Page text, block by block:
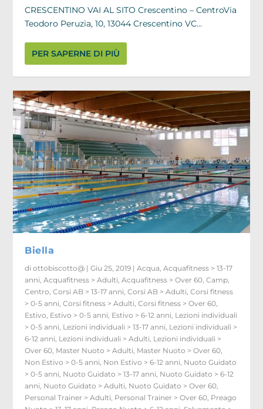
CRESCENTINO VAI AL SITO Crescentino – CentroVia
Teodoro Peruzia, 10, 13044 Crescentino VC...
PER SAPERNE DI PIÙ
Biella
diottobiscotto@ |Giu 25, 2019 |Acqua,Acquafitness > 13-17
anni,Acquafitness > Adulti,Acquafitness > Over 60,Camp,
Centro,Corsi AB > 13-17 anni,Corsi AB > Adulti,Corsi fitness
> 0-5 anni,Corsi fitness > Adulti,Corsi fitness > Over 60,
Estivo, Estivo > 0-5 anni, Estivo > 6-12 anni, Lezioni individuali
> 0-5 anni, Lezioni individuali > 13-17 anni, Lezioni individuali >
6-12 anni, Lezioni individuali > Adulti, Lezioni individuali >
Over 60, Master Nuoto > Adulti, Master Nuoto > Over 60,
Non Estivo > 0-5 anni, Non Estivo > 6-12 anni, Nuoto Guidato
> 0-5 anni, Nuoto Guidato > 13-17 anni, Nuoto Guidato > 6-12
anni, Nuoto Guidato > Adulti, Nuoto Guidato > Over 60,
Personal Trainer > Adulti, Personal Trainer > Over 60, Preago